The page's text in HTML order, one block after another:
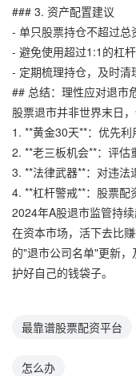
### 3. 资产配置建议
- 单只股票持仓不超过总
- 避免使用超过1:1的杠
- 定期梳理持仓，及时清
## 总结：理性应对退市
股票退市并非世界末日
1. **黄金30天**：优先
2. **老三板机会**：评
3. **法律武器**：对违法
4. **杠杆警戒**：股票配
2024年A股退市监管持
在资本市场，活下去比
的"退市公司名单"更新
护好自己的钱袋子。
最靠谱股票配资平台
怎么办